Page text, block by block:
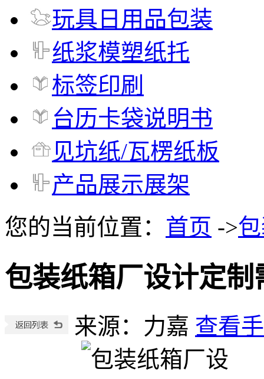
玩具日用品包装
纸浆模塑纸托
标签印刷
台历卡袋说明书
见坑纸/瓦楞纸板
产品展示展架
您的当前位置： 首页 ->
包装纸箱厂设计定
来源：力嘉 查看